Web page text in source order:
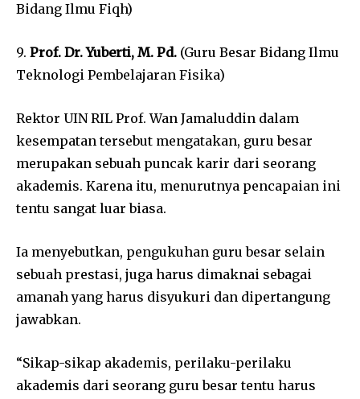
Bidang Ilmu Fiqh)
9. Prof. Dr. Yuberti, M. Pd. (Guru Besar Bidang Ilmu
Teknologi Pembelajaran Fisika)
Rektor UIN RIL Prof. Wan Jamaluddin dalam
kesempatan tersebut mengatakan, guru besar
merupakan sebuah puncak karir dari seorang
akademis. Karena itu, menurutnya pencapaian ini
tentu sangat luar biasa.
Ia menyebutkan, pengukuhan guru besar selain
sebuah prestasi, juga harus dimaknai sebagai
amanah yang harus disyukuri dan dipertangung
jawabkan.
“Sikap-sikap akademis, perilaku-perilaku
akademis dari seorang guru besar tentu harus